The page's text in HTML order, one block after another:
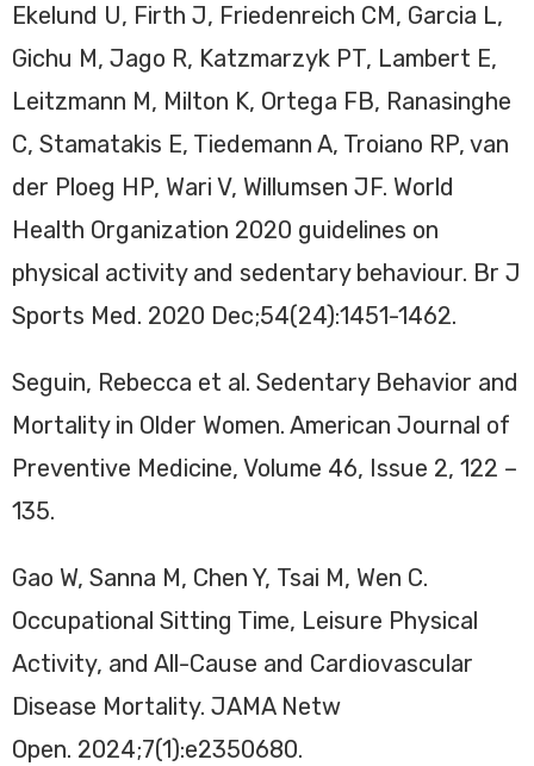
Ekelund U, Firth J, Friedenreich CM, Garcia L,
Gichu M, Jago R, Katzmarzyk PT, Lambert E,
Leitzmann M, Milton K, Ortega FB, Ranasinghe
C, Stamatakis E, Tiedemann A, Troiano RP, van
der Ploeg HP, Wari V, Willumsen JF. World
Health Organization 2020 guidelines on
physical activity and sedentary behaviour. Br J
Sports Med. 2020 Dec;54(24):1451-1462.
Seguin, Rebecca et al. Sedentary Behavior and
Mortality in Older Women. American Journal of
Preventive Medicine, Volume 46, Issue 2, 122 –
135.
Gao W, Sanna M, Chen Y, Tsai M, Wen C.
Occupational Sitting Time, Leisure Physical
Activity, and All-Cause and Cardiovascular
Disease Mortality. JAMA Netw
Open. 2024;7(1):e2350680.